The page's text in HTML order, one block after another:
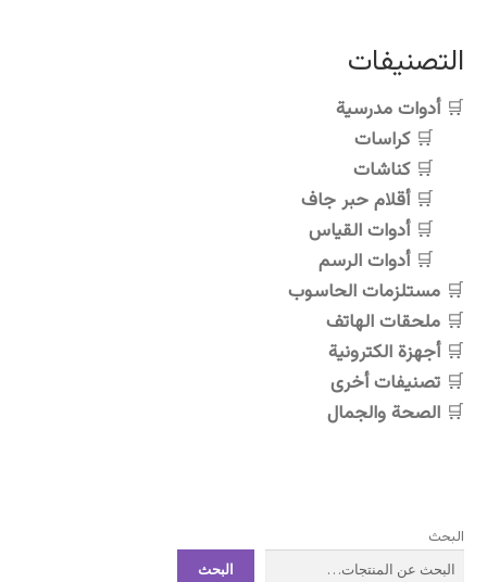
التصنيفات
أدوات مدرسية
كراسات
كناشات
أقلام حبر جاف
أدوات القياس
أدوات الرسم
مستلزمات الحاسوب
ملحقات الهاتف
أجهزة الكترونية
تصنيفات أخرى
الصحة والجمال
البحث
البحث